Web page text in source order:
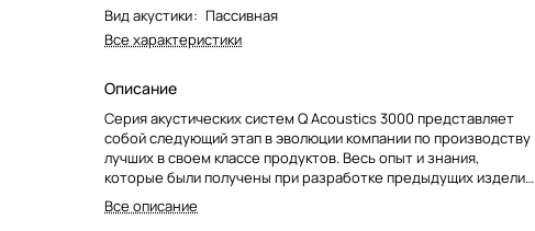
Вид акустики: Пассивная
Все характеристики
Описание
Серия акустических систем Q Acoustics 3000 представляет
собой следующий этап в эволюции компании по производству
лучших в своем классе продуктов. Весь опыт и знания,
которые были получены при разработке предыдущих изделий,
нашли свое воплощение в новом семействе 3000.
Все описание